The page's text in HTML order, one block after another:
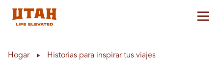
Hogar Historias para inspirar tus viajes